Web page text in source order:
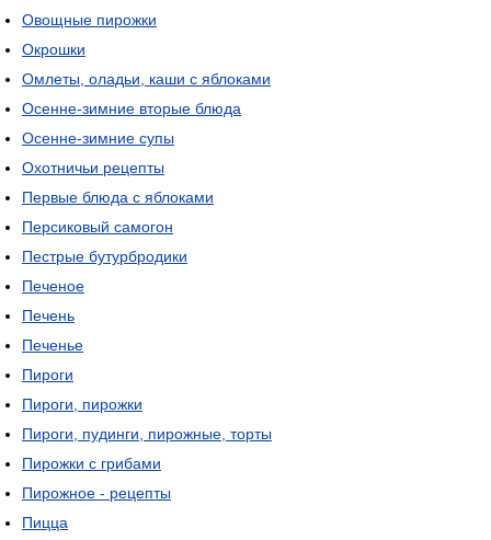
Овощные пирожки
Окрошки
Омлеты, оладьи, каши с яблоками
Осенне-зимние вторые блюда
Осенне-зимние супы
Охотничьи рецепты
Первые блюда с яблоками
Персиковый самогон
Пестрые бутурбродики
Печеное
Печень
Печенье
Пироги
Пироги, пирожки
Пироги, пудинги, пирожные, торты
Пирожки с грибами
Пирожное - рецепты
Пицца